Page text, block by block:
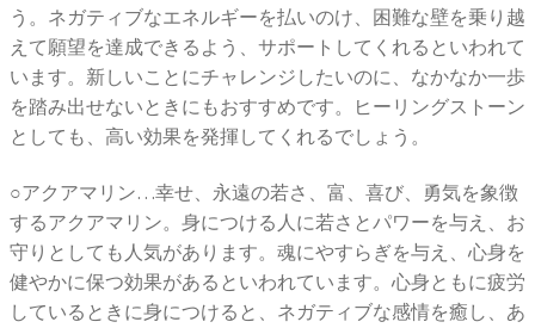
う。ネガティブなエネルギーを払いのけ、困難な壁を乗り越
えて願望を達成できるよう、サポートしてくれるといわれて
います。新しいことにチャレンジしたいのに、なかなか一歩
を踏み出せないときにもおすすめです。ヒーリングストーン
としても、高い効果を発揮してくれるでしょう。
○アクアマリン…幸せ、永遠の若さ、富、喜び、勇気を象徴
するアクアマリン。身につける人に若さとパワーを与え、お
守りとしても人気があります。魂にやすらぎを与え、心身を
健やかに保つ効果があるといわれています。心身ともに疲労
しているときに身につけると、ネガティブな感情を癒し、あ